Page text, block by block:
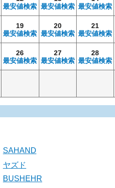
最安値検索 最安値検索 最安値検索
19
最安値検索
20
最安値検索
21
最安値検索
26
最安値検索
27
最安値検索
28
最安値検索
SAHAND
ヤズド
BUSHEHR